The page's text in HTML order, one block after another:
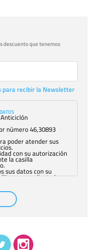
descuento que tenemos
recibir la Newsletter
número 46,30893
poder atender sus
con su autorización
la casilla
sus datos con su
mediante la
el personal de
autorizado podrá
le pedimos. No se
sus datos en la